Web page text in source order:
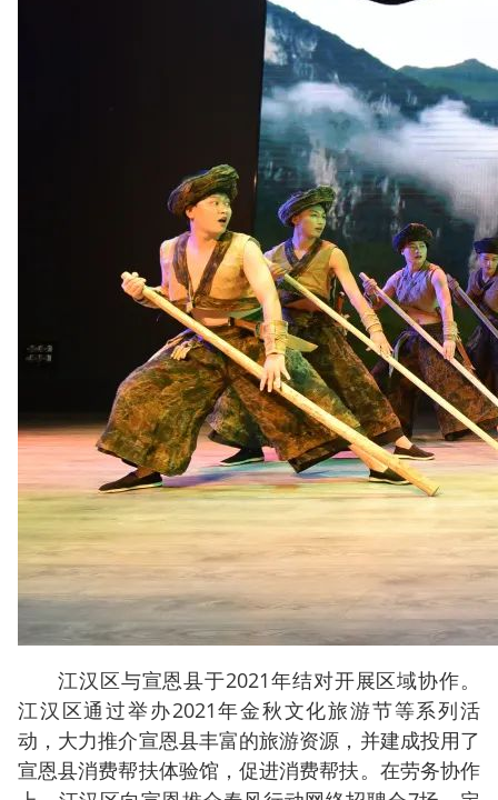
江汉区与宣恩县于2021年结对开展区域协作。
江汉区通过举办2021年金秋文化旅游节等系列活
动，大力推介宣恩县丰富的旅游资源，并建成投用了
宣恩县消费帮扶体验馆，促进消费帮扶。在劳务协作